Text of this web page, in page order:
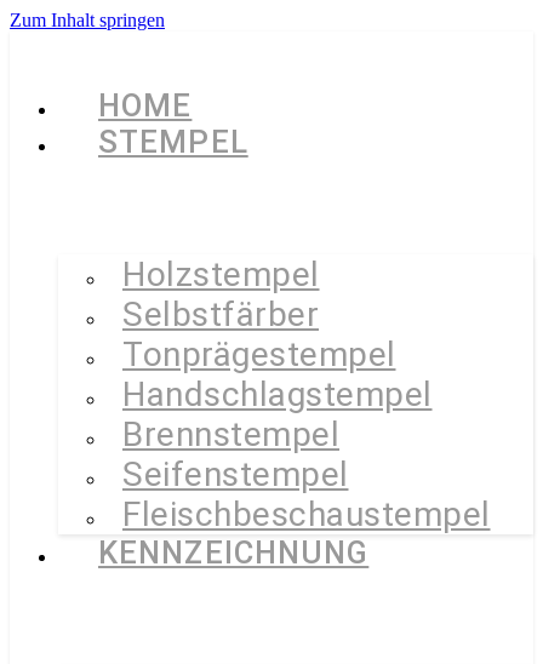
Zum Inhalt springen
HOME
STEMPEL
Holzstempel
Selbstfärber
Tonprägestempel
Handschlagstempel
Brennstempel
Seifenstempel
Fleischbeschaustempel
KENNZEICHNUNG